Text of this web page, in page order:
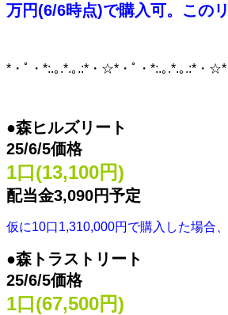
万円(6/6時点)で購入可。この
*・ﾟ・*:.｡.*.｡.:*・☆*・ﾟ・*:.｡.*.｡.:*・
●森ヒルズリート
25/6/5価格
1口(13,100円)
配当金3,090円予定
仮に10口1,310,000円で購入した場合
●森トラストリート
25/6/5価格
1口(67,500円)